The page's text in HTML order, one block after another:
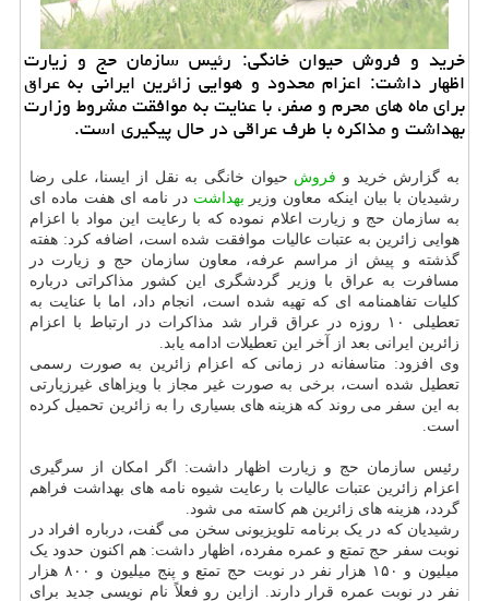
خرید و فروش حیوان خانگی: رئیس سازمان حج و زیارت
اظهار داشت: اعزام محدود و هوایی زائرین ایرانی به عراق
برای ماه های محرم و صفر، با عنایت به موافقت مشروط وزارت
بهداشت و مذاکره با طرف عراقی در حال پیگیری است.
به گزارش خرید و فروش حیوان خانگی به نقل از ایسنا، علی رضا
رشیدیان با بیان اینکه معاون وزیر بهداشت در نامه ای هفت ماده ای
به سازمان حج و زیارت اعلام نموده که با رعایت این مواد با اعزام
هوایی زائرین به عتبات عالیات موافقت شده است، اضافه کرد: هفته
گذشته و پیش از مراسم عرفه، معاون سازمان حج و زیارت در
مسافرت به عراق با وزیر گردشگری این کشور مذاکراتی درباره
کلیات تفاهمنامه ای که تهیه شده است، انجام داد، اما با عنایت به
تعطیلی ۱۰ روزه در عراق قرار شد مذاکرات در ارتباط با اعزام
زائرین ایرانی بعد از آخر این تعطیلات ادامه یابد.
وی افزود: متاسفانه در زمانی که اعزام زائرین به صورت رسمی
تعطیل شده است، برخی به صورت غیر مجاز با ویزاهای غیرزیارتی
به این سفر می روند که هزینه های بسیاری را به زائرین تحمیل کرده
است.
رئیس سازمان حج و زیارت اظهار داشت: اگر امکان از سرگیری
اعزام زائرین عتبات عالیات با رعایت شیوه نامه های بهداشت فراهم
گردد، هزینه های زائرین هم کاسته می شود.
رشیدیان که در یک برنامه تلویزیونی سخن می گفت، درباره افراد در
نوبت سفر حج تمتع و عمره مفرده، اظهار داشت: هم اکنون حدود یک
میلیون و ۱۵۰ هزار نفر در نوبت حج تمتع و پنج میلیون و ۸۰۰ هزار
نفر در نوبت عمره قرار دارند. ازاین رو فعلاً نام نویسی جدید برای